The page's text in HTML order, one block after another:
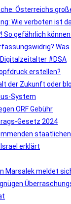
Österreichs
Wie verboten ist
So gefährlich
#DSA
erstellen?
der Zukunft oder
System
ORF Gebühr
Gesetz 2024
erklärt
Marsalek meldet